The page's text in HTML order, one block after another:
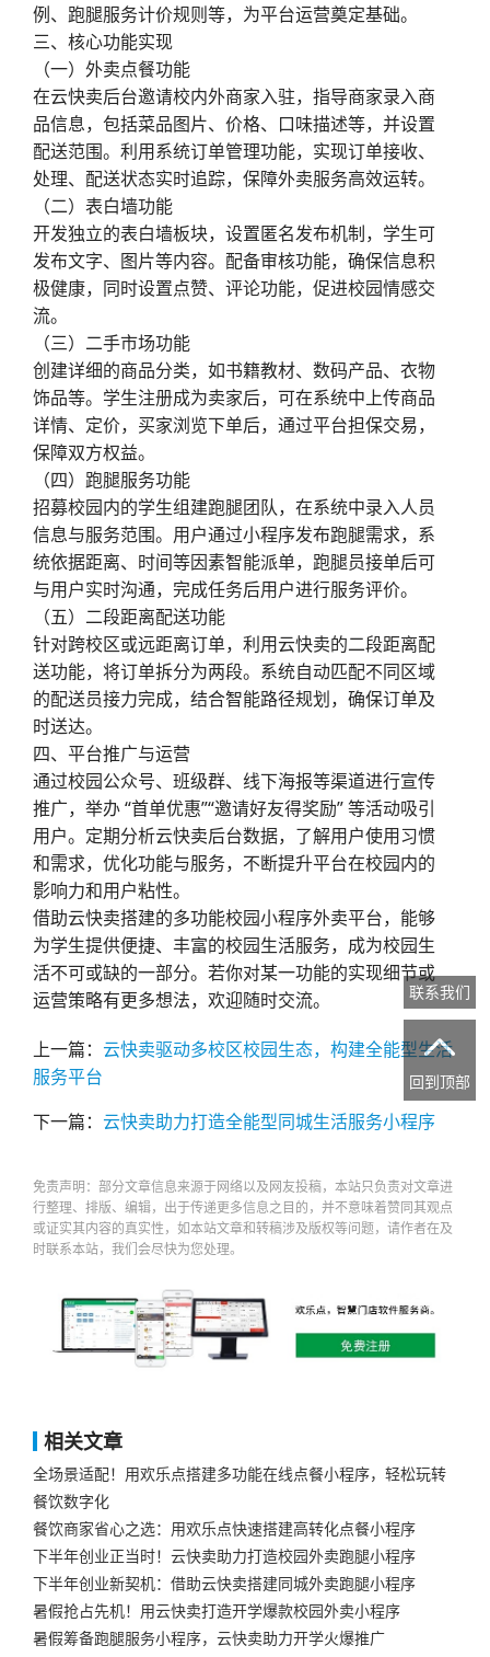
例、跑腿服务计价规则等，为平台运营奠定基础。
三、核心功能实现
（一）外卖点餐功能
在云快卖后台邀请校内外商家入驻，指导商家录入商
品信息，包括菜品图片、价格、口味描述等，并设置
配送范围。利用系统订单管理功能，实现订单接收、
处理、配送状态实时追踪，保障外卖服务高效运转。
（二）表白墙功能
开发独立的表白墙板块，设置匿名发布机制，学生可
发布文字、图片等内容。配备审核功能，确保信息积
极健康，同时设置点赞、评论功能，促进校园情感交
流。
（三）二手市场功能
创建详细的商品分类，如书籍教材、数码产品、衣物
饰品等。学生注册成为卖家后，可在系统中上传商品
详情、定价，买家浏览下单后，通过平台担保交易，
保障双方权益。
（四）跑腿服务功能
招募校园内的学生组建跑腿团队，在系统中录入人员
信息与服务范围。用户通过小程序发布跑腿需求，系
统依据距离、时间等因素智能派单，跑腿员接单后可
与用户实时沟通，完成任务后用户进行服务评价。
（五）二段距离配送功能
针对跨校区或远距离订单，利用云快卖的二段距离配
送功能，将订单拆分为两段。系统自动匹配不同区域
的配送员接力完成，结合智能路径规划，确保订单及
时送达。
四、平台推广与运营
通过校园公众号、班级群、线下海报等渠道进行宣传
推广，举办 “首单优惠”“邀请好友得奖励” 等活动吸引
用户。定期分析云快卖后台数据，了解用户使用习惯
和需求，优化功能与服务，不断提升平台在校园内的
影响力和用户粘性。
借助云快卖搭建的多功能校园小程序外卖平台，能够
为学生提供便捷、丰富的校园生活服务，成为校园生
活不可或缺的一部分。若你对某一功能的实现细节或
运营策略有更多想法，欢迎随时交流。
上一篇： 云快卖驱动多校区校园生态，构建全能型生活
服务平台​
下一篇： 云快卖助力打造全能型同城生活服务小程序​
免责声明：部分文章信息来源于网络以及网友投稿，本站只负责对文章进
行整理、排版、编辑，出于传递更多信息之目的，并不意味着赞同其观点
或证实其内容的真实性，如本站文章和转稿涉及版权等问题，请作者在及
时联系本站，我们会尽快为您处理。
相关文章
全场景适配！用欢乐点搭建多功能在线点餐小程序，轻松玩转
餐饮数字化
餐饮商家省心之选：用欢乐点快速搭建高转化点餐小程序
下半年创业正当时！云快卖助力打造校园外卖跑腿小程序
下半年创业新契机：借助云快卖搭建同城外卖跑腿小程序​
暑假抢占先机！用云快卖打造开学爆款校园外卖小程序
暑假筹备跑腿服务小程序，云快卖助力开学火爆推广​
联系我们

回到顶部